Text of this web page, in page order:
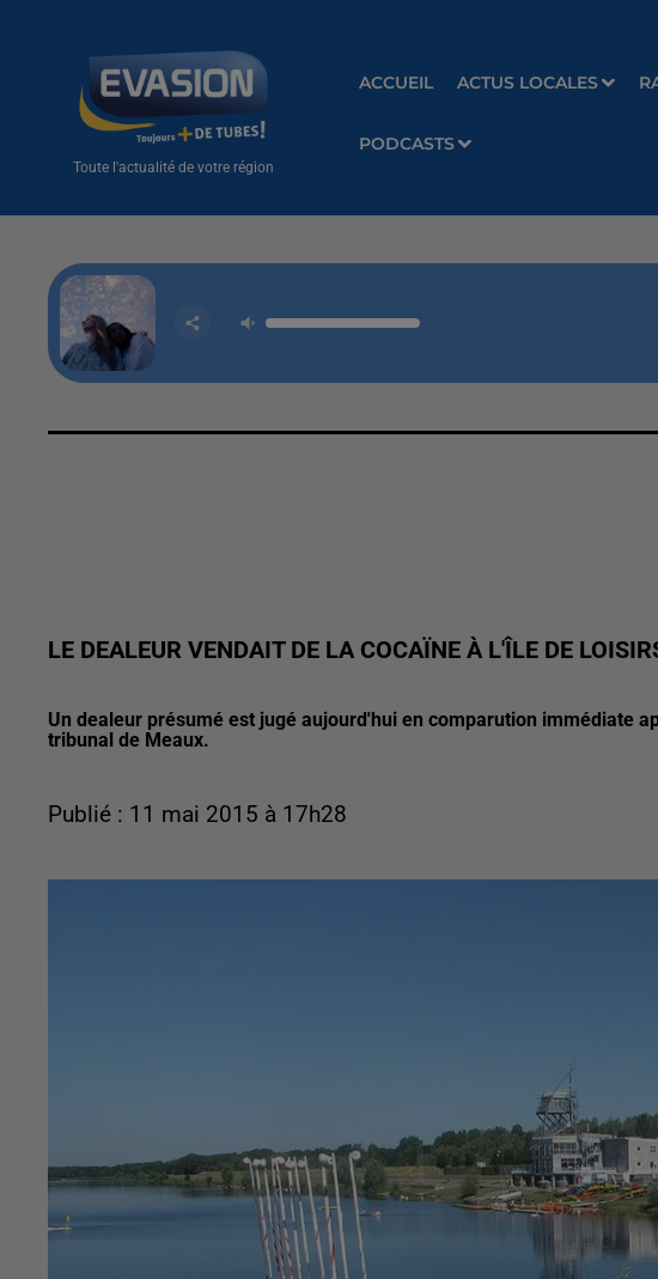
Toute l'actualité de votre région
ACCUEIL ACTUS LOCALES
PODCASTS
LE DEALEUR VENDAIT DE LA COCAÏNE À L'ÎLE DE
Un dealeur présumé est jugé aujourd'hui en comparution immédiate
tribunal de Meaux.
Publié : 11 mai 2015 à 17h28